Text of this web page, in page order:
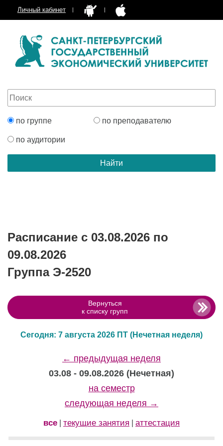
Личный кабинет
по группе по преподавателю
по аудитории
Расписание с 03.08.2026 по
09.08.2026
Группа Э-2520
Вернуться
к списку групп
Сегодня: 7 августа 2026 ПТ (Нечетная неделя)
← предыдущая неделя
03.08 - 09.08.2026 (Нечетная)
на семестр
следующая неделя →
все текущие занятия аттестация